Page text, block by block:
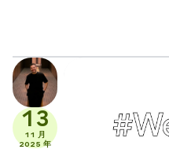
13
11 月
2025 年